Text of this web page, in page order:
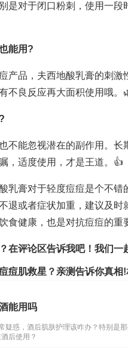
是对于闭口粉刺，使用一
能用?
产品，夫西地酸乳膏的刺
不良反应再大面积使用哦。
不能忽视潜在的副作用。
，适度使用，才是王道。👍
乳膏对于轻度痘痘是个不
退或者症状加重，建议及
食健康，也是对抗痘痘的重
在评论区告诉我吧！我们一
痘肌救星？亲测告诉你真相
能用吗
疑惑，酒后肌肤护理该咋办？特别是
后使用？